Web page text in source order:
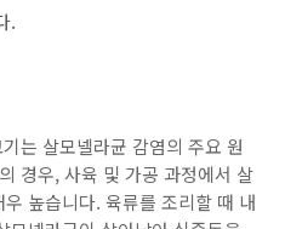
.
는 살모넬라균 감염의 주요 원
경우, 사육 및 가공 과정에서 살
높습니다. 육류를 조리할 때 내